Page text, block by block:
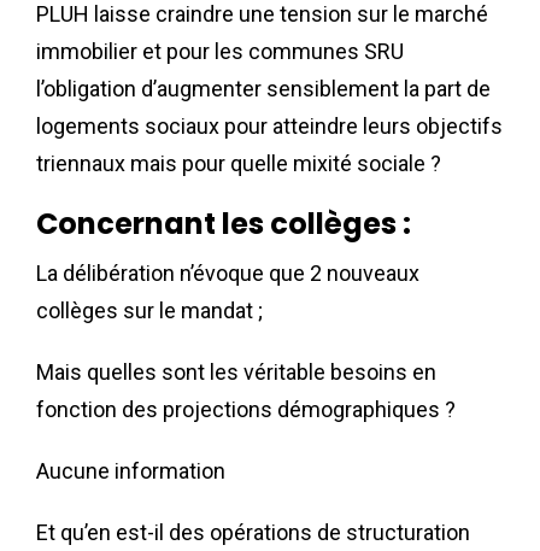
PLUH laisse craindre une tension sur le marché
immobilier et pour les communes SRU
l’obligation d’augmenter sensiblement la part de
logements sociaux pour atteindre leurs objectifs
triennaux mais pour quelle mixité sociale ?
Concernant les collèges :
La délibération n’évoque que 2 nouveaux
collèges sur le mandat ;
Mais quelles sont les véritable besoins en
fonction des projections démographiques ?
Aucune information
Et qu’en est-il des opérations de structuration